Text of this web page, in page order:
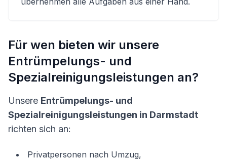
Für wen bieten wir unsere
Entrümpelungs- und
Spezialreinigungsleistungen an?
Unsere Entrümpelungs- und
Spezialreinigungsleistungen in Darmstadt
richten sich an:
Privatpersonen nach Umzug,